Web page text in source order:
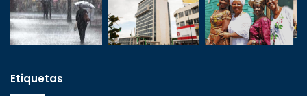
Etiquetas